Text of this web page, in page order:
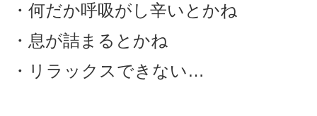
・何だか呼吸がし辛いとかね
・息が詰まるとかね
・リラックスできない…